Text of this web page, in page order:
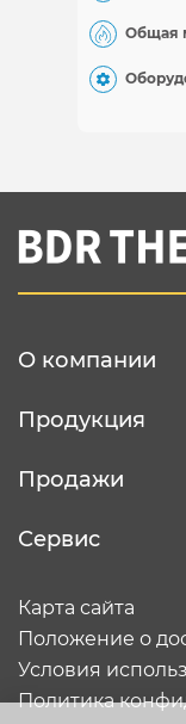
Общая
О компании
Продукция
Продажи
Сервис
Карта сайта
Положение о
Условия
Политика